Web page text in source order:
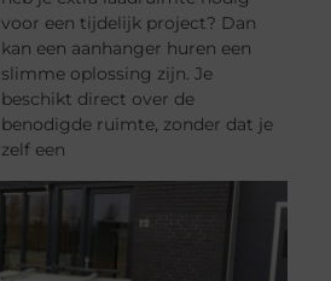
voor een tijdelijk project? Dan
kan een aanhanger huren een
slimme oplossing zijn. Je
beschikt direct over de
benodigde ruimte, zonder dat je
zelf een